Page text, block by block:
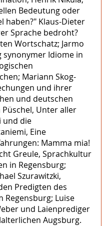
Bedeutung oder
haben?" Klaus-Dieter
Sprache bedroht?
Wortschatz; Jarmo
Idiome in
Mariann Skog-
und ihrer
und deutschen
Püschel, Unter aller
und die
Eine
Mamma mia!
Greule, Sprachkultur
in Regensburg;
Szurawitzki,
Predigten des
Regensburg; Luise
und Laienprediger
Augsburg.